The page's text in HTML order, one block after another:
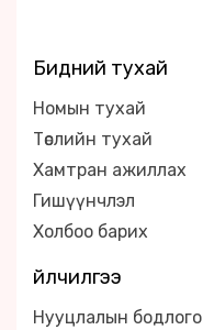
Бидний тухай
Номын тухай
Төслийн тухай
Хамтран ажиллах
Гишүүнчлэл
Холбоо барих
Үйлчилгээ
Нууцлалын бодлого